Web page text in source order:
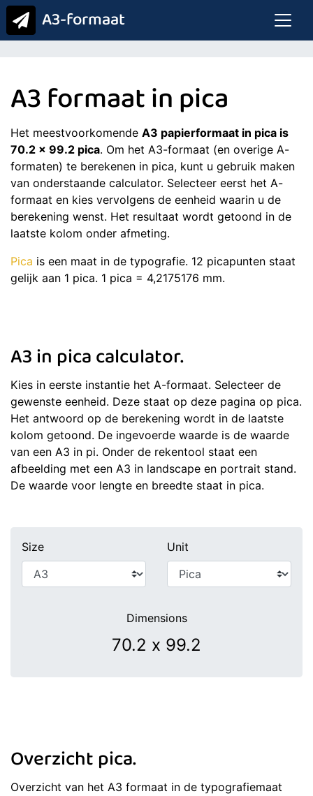
A3-formaat
A3 formaat in pica
Het meestvoorkomende A3 papierformaat in pica is
70.2 x 99.2 pica. Om het A3-formaat (en overige A-
formaten) te berekenen in pica, kunt u gebruik maken
van onderstaande calculator. Selecteer eerst het A-
formaat en kies vervolgens de eenheid waarin u de
berekening wenst. Het resultaat wordt getoond in de
laatste kolom onder afmeting.
Pica is een maat in de typografie. 12 picapunten staat
gelijk aan 1 pica. 1 pica = 4,2175176 mm.
A3 in pica calculator.
Kies in eerste instantie het A-formaat. Selecteer de
gewenste eenheid. Deze staat op deze pagina op pica.
Het antwoord op de berekening wordt in de laatste
kolom getoond. De ingevoerde waarde is de waarde
van een A3 in pi. Onder de rekentool staat een
afbeelding met een A3 in landscape en portrait stand.
De waarde voor lengte en breedte staat in pica.
Size Unit
Dimensions
Overzicht pica.
Overzicht van het A3 formaat in de typografiemaat